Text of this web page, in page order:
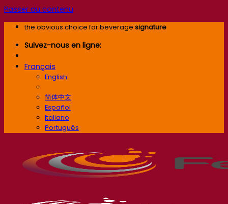
Passer au contenu
the obvious choice for beverage signature
Suivez-nous en ligne:
Français
English
简体中文
Español
Italiano
Português